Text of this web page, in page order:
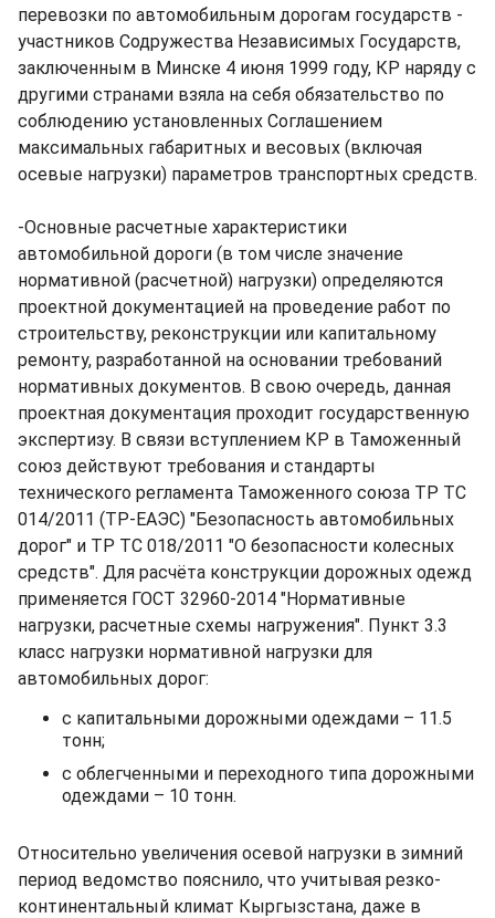
перевозки по автомобильным дорогам государств -
участников Содружества Независимых Государств,
заключенным в Минске 4 июня 1999 году, КР наряду с
другими странами взяла на себя обязательство по
соблюдению установленных Соглашением
максимальных габаритных и весовых (включая
осевые нагрузки) параметров транспортных средств.
-Основные расчетные характеристики
автомобильной дороги (в том числе значение
нормативной (расчетной) нагрузки) определяются
проектной документацией на проведение работ по
строительству, реконструкции или капитальному
ремонту, разработанной на основании требований
нормативных документов. В свою очередь, данная
проектная документация проходит государственную
экспертизу. В связи вступлением КР в Таможенный
союз действуют требования и стандарты
технического регламента Таможенного союза ТР ТС
014/2011 (ТР-ЕАЭС) "Безопасность автомобильных
дорог" и ТР ТС 018/2011 "О безопасности колесных
средств". Для расчёта конструкции дорожных одежд
применяется ГОСТ 32960-2014 "Нормативные
нагрузки, расчетные схемы нагружения". Пункт 3.3
класс нагрузки нормативной нагрузки для
автомобильных дорог:
с капитальными дорожными одеждами – 11.5
тонн;
с облегченными и переходного типа дорожными
одеждами – 10 тонн.
Относительно увеличения осевой нагрузки в зимний
период ведомство пояснило, что учитывая резко-
континентальный климат Кыргызстана, даже в